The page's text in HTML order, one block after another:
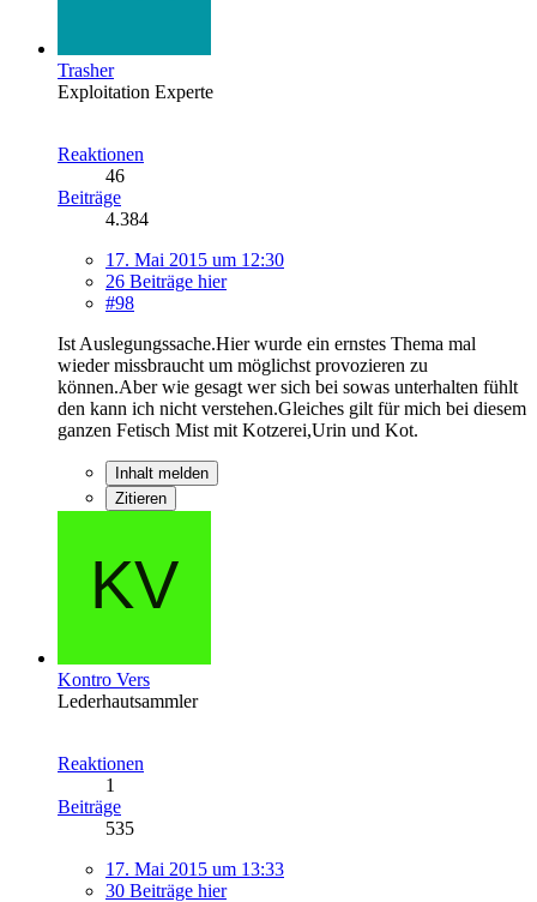
Trasher
Exploitation Experte
Reaktionen
46
Beiträge
4.384
17. Mai 2015 um 12:30
26 Beiträge hier
#98
Ist Auslegungssache.Hier wurde ein ernstes Thema mal
wieder missbraucht um möglichst provozieren zu
können.Aber wie gesagt wer sich bei sowas unterhalten fühlt
den kann ich nicht verstehen.Gleiches gilt für mich bei diesem
ganzen Fetisch Mist mit Kotzerei,Urin und Kot.
Inhalt melden
Zitieren
Kontro Vers
Lederhautsammler
Reaktionen
1
Beiträge
535
17. Mai 2015 um 13:33
30 Beiträge hier